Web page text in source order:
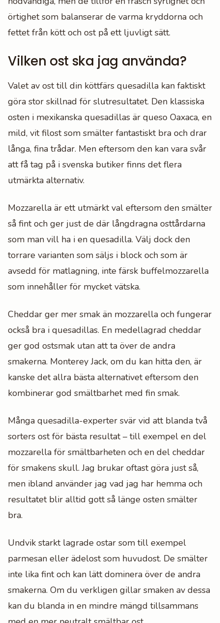
örtighet som balanserar de varma kryddorna och
fettet från kött och ost på ett ljuvligt sätt.
Vilken ost ska jag använda?
Valet av ost till din köttfärs quesadilla kan faktiskt
göra stor skillnad för slutresultatet. Den klassiska
osten i mexikanska quesadillas är queso Oaxaca, en
mild, vit filost som smälter fantastiskt bra och drar
långa, fina trådar. Men eftersom den kan vara svår
att få tag på i svenska butiker finns det flera
utmärkta alternativ.
Mozzarella är ett utmärkt val eftersom den smälter
så fint och ger just de där långdragna osttårdarna
som man vill ha i en quesadilla. Välj dock den
torrare varianten som säljs i block och som är
avsedd för matlagning, inte färsk buffelmozzarella
som innehåller för mycket vätska.
Cheddar ger mer smak än mozzarella och fungerar
också bra i quesadillas. En medellagrad cheddar
ger god ostsmak utan att ta över de andra
smakerna. Monterey Jack, om du kan hitta den, är
kanske det allra bästa alternativet eftersom den
kombinerar god smältbarhet med fin smak.
Många quesadilla-experter svär vid att blanda två
sorters ost för bästa resultat – till exempel en del
mozzarella för smältbarheten och en del cheddar
för smakens skull. Jag brukar oftast göra just så,
men ibland använder jag vad jag har hemma och
resultatet blir alltid gott så länge osten smälter
bra.
Undvik starkt lagrade ostar som till exempel
parmesan eller ädelost som huvudost. De smälter
inte lika fint och kan lätt dominera över de andra
smakerna. Om du verkligen gillar smaken av dessa
kan du blanda in en mindre mängd tillsammans